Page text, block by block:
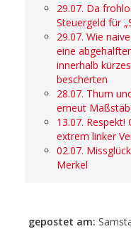
29.07. Da
Steuergeld für
29.07. Wie
eine
innerhalb
bescherten
28.07. Thurn
erneut
13.07.
extrem linker
02.07.
Merkel
gepostet am: